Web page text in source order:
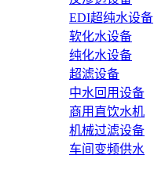
EDI超纯水设备
软化水设备
纯化水设备
超滤设备
中水回用设备
商用直饮水机
机械过滤设备
车间变频供水